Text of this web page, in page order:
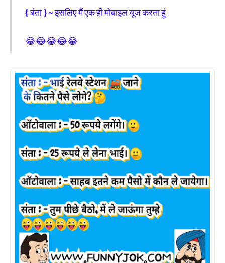
{ बंता } ~ इसलिए मैं एक ही मोबाइल यूज करता हूं
😂😂😂😂😂